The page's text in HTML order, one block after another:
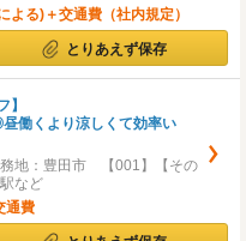
る)＋交通費（社内規定）
とりあえず保存
】
働くより涼しくて効率い
地：豊田市 【001】【その
など
通費